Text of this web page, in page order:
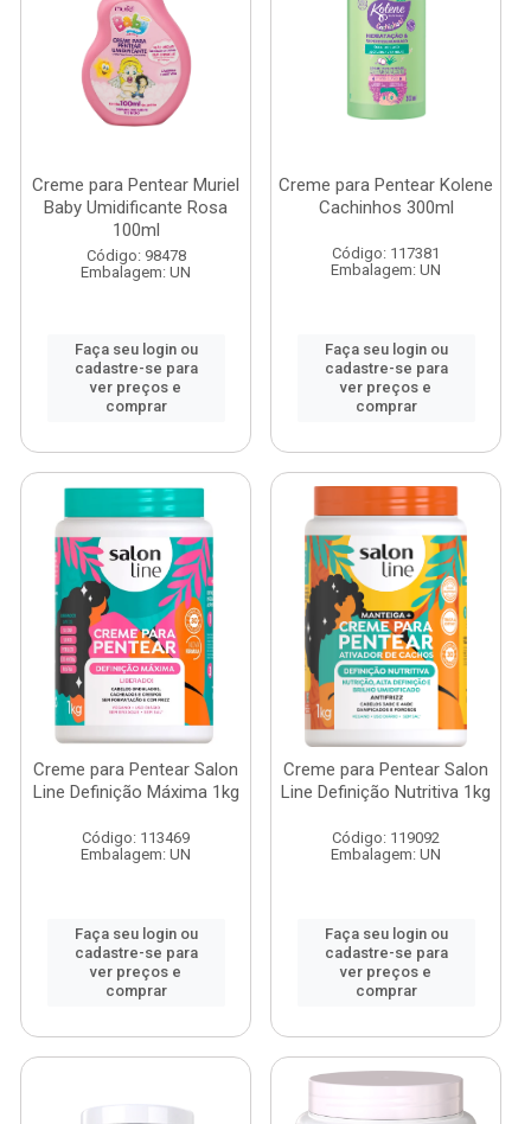
Creme para Pentear Muriel
Baby Umidificante Rosa
100ml
Código: 98478
Embalagem: UN
Faça seu login ou
cadastre-se para
ver preços e
comprar
Creme para Pentear Kolene
Cachinhos 300ml
Código: 117381
Embalagem: UN
Faça seu login ou
cadastre-se para
ver preços e
comprar
Creme para Pentear Salon
Line Definição Máxima 1kg
Código: 113469
Embalagem: UN
Faça seu login ou
cadastre-se para
ver preços e
comprar
Creme para Pentear Salon
Line Definição Nutritiva 1kg
Código: 119092
Embalagem: UN
Faça seu login ou
cadastre-se para
ver preços e
comprar